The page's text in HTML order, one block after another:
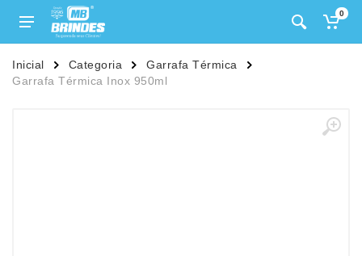
0
Inicial Categoria
Garrafa Térmica
Garrafa Térmica Inox 950ml